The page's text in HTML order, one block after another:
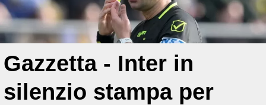
Gazzetta - Inter in
silenzio stampa per